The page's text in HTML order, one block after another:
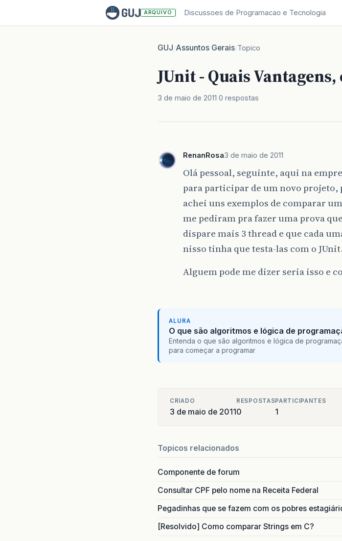
ARQUIVO Discussoes de Programacao e Tecnologia
GUJ/Assuntos Gerais/Topico
JUnit - Quais
3 de maio de 2011 0 respostas
RenanRosa3 de maio de 2011
Olá pessoal, seguinte, aqui na
para participar de um novo projeto,
achei uns exemplos de comparar
me pediram pra fazer uma prova
dispare mais 3 thread e que cada
nisso tinha que testa-las com o
Alguem pode me dizer seria isso e
ALURA
O que são algoritmos e lógica de
Entenda o que são algoritmos e lógica de
para começar a programar
CRIADO
3 de maio de 2011
RESPOSTAS
0
PARTICIPANTES
1
Topicos relacionados
Componente de forum
Consultar CPF pelo nome na Receita Federal
Pegadinhas que se fazem com os pobres
[Resolvido] Como comparar Strings em C?